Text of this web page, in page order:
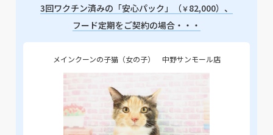
3回ワクチン済みの「安心パック」（￥82,000）、
フード定期をご契約の場合・・・
メインクーンの子猫（女の子） 中野サンモール店